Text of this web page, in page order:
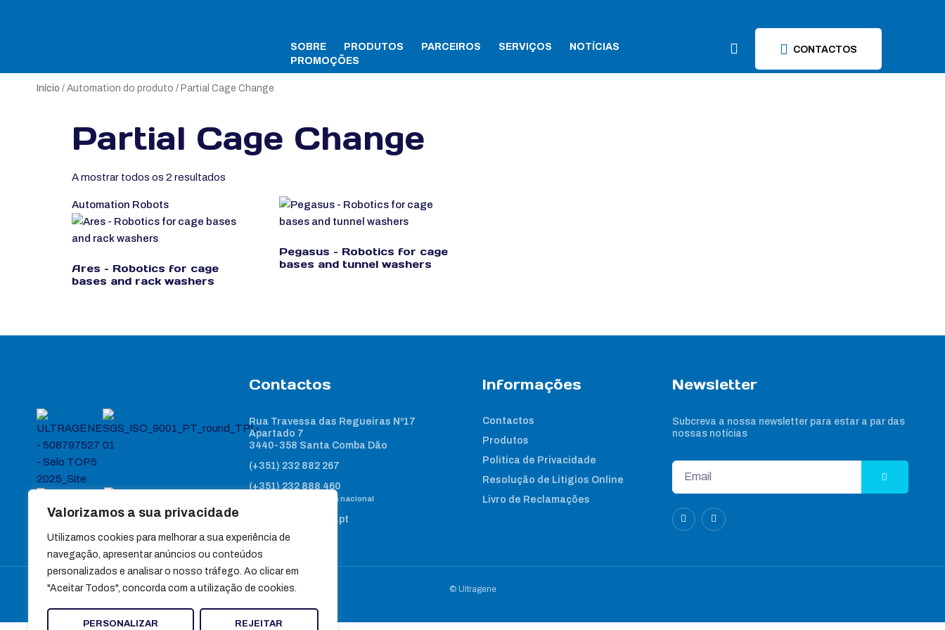
Valorizamos a sua privacidade
Utilizamos cookies para melhorar a sua experiência de
navegação, apresentar anúncios ou conteúdos
personalizados e analisar o nosso tráfego. Ao clicar em
"Aceitar Todos", concorda com a utilização de cookies.
PERSONALIZAR REJEITAR
SOBRE PRODUTOS PARCEIROS SERVIÇOS
NOTÍCIAS
PROMOÇÕES
CONTACTOS
Início / Automation do produto / Partial Cage Change
Partial Cage Change
A mostrar todos os 2 resultados
Automation Robots
Ares – Robotics for cage
bases and rack washers
Pegasus – Robotics for cage
bases and tunnel washers
Contactos
Rua Travessa das Regueiras Nº17
Apartado 7
3440-358 Santa Comba Dão
(+351) 232 882 267
(+351) 232 888 460
Chamada para rede fixa nacional
geral@ultragene.pt
Informações
Contactos
Produtos
Política de Privacidade
Resolução de Litígios Online
Livro de Reclamações
Newsletter
Subcreva a nossa newsletter para estar a par das
nossas notícias
© Ultragene